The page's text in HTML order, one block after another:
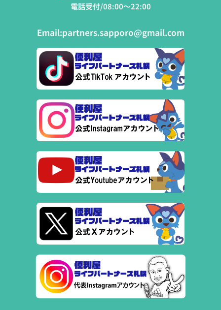
電話受付/08:00～22:00
Email:partners.sapporo@gmail.com